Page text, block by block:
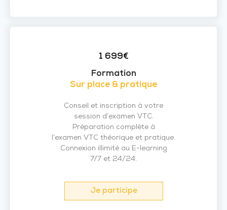
1 699€
Formation
Sur place & pratique
Conseil et inscription à votre
session d’examen VTC.
Préparation complète à
l’examen VTC théorique et pratique.
Connexion illimité au E-learning
7/7 et 24/24.
Je participe